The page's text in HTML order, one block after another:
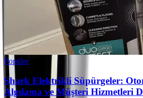
Popüler
Shark Elektrikli Süpürgeler:
Algılama ve Müşteri Hizmetleri